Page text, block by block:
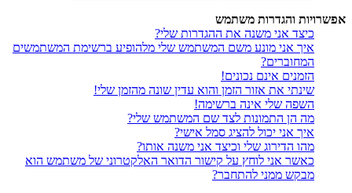
אפשרויות והגדרות משתמש
כיצד אני משנה את ההגדרות שלי?
איך אני מונע משם המשתמש שלי מלהופיע ברשימת המשתמשים
המחוברים?
הזמנים אינם נכונים!
שינתי את אזור הזמן והוא עדין שונה מהזמן שלי!
השפה שלי אינה ברשימה!
מה הן התמונות לצד שם המשתמש שלי?
איך אני יכול להציג סמל אישי?
מהו הדירוג שלי וכיצד אני משנה אותו?
כאשר אני לוחץ על קישור הדואר האלקטרוני של משתמש הוא
מבקש ממני להתחבר?